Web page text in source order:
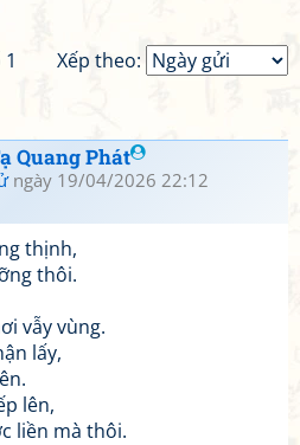
Xếp theo:
Quang Phát
ngày 19/04/2026 22:12
thịnh,
thôi.
vẫy vùng.
lấy,
lên,
liền mà thôi.